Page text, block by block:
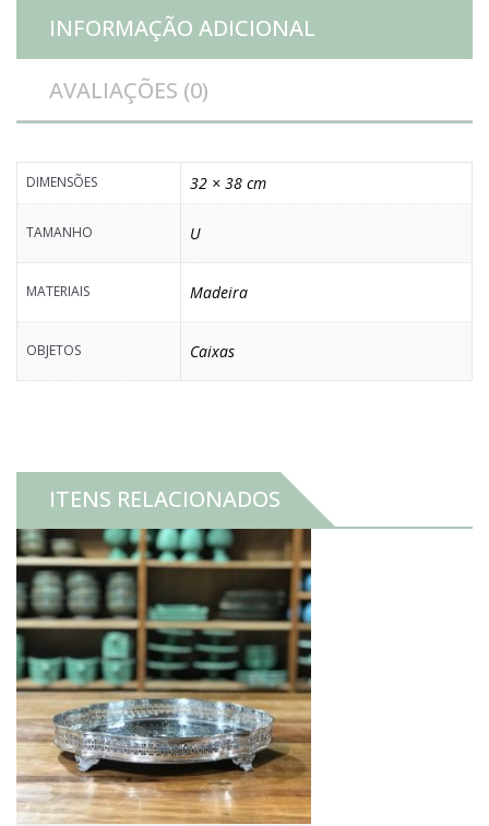
INFORMAÇÃO ADICIONAL
AVALIAÇÕES (0)
DIMENSÕES 32 × 38 cm
TAMANHO U
MATERIAIS Madeira
OBJETOS Caixas
ITENS RELACIONADOS